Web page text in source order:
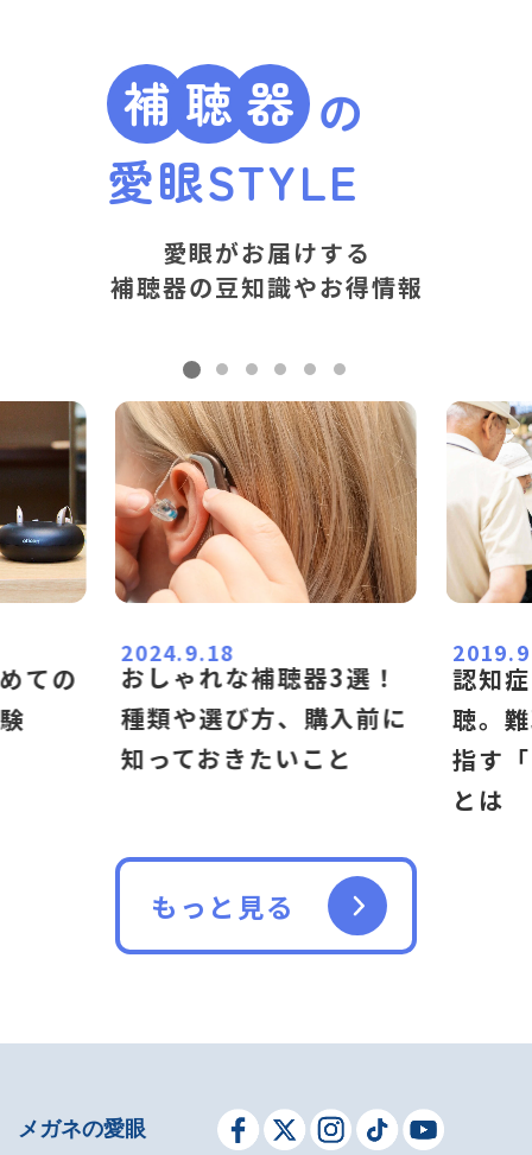
補聴器の
愛眼STYLE
愛眼がお届けする
補聴器の豆知識やお得情報
もっと見る
ての
2024.9.18
おしゃれな補聴器3選！
種類や選び方、購入前に
知っておきたいこと
認知
聴。
指す
とは
メガネの愛眼